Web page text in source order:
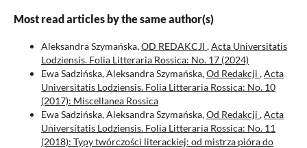
Most read articles by the same author(s)
Aleksandra Szymańska,OD REDAKCJI ,Acta Universitatis
Lodziensis. Folia Litteraria Rossica: No. 17 (2024)
Ewa Sadzińska, Aleksandra Szymańska,Od Redakcji ,Acta
Universitatis Lodziensis. Folia Litteraria Rossica: No. 10
(2017): Miscellanea Rossica
Ewa Sadzińska, Aleksandra Szymańska,Od Redakcji ,Acta
Universitatis Lodziensis. Folia Litteraria Rossica: No. 11
(2018): Typy twórczości literackiej: od mistrza pióra do